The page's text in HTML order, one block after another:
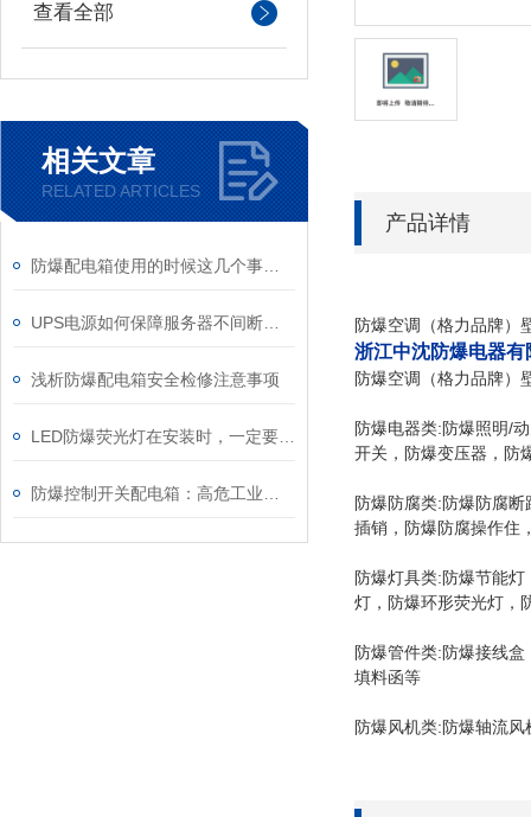
查看全部
相关文章
RELATED ARTICLES
浅析防爆配电箱安全检修注意事项
产品详情
防爆空调（格力品牌）
浙江中沈防爆电器有
防爆空调（格力品牌）
防爆电器类:防爆照明/
开关，防爆变压器，防
防爆防腐类:防爆防腐
插销，防爆防腐操作住
防爆灯具类:防爆节能
灯，防爆环形荧光灯，
防爆管件类:防爆接线
填料函等
防爆风机类:防爆轴流